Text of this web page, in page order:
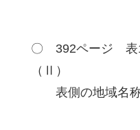
〇 392ページ 表
（Ⅱ）
表側の地域名